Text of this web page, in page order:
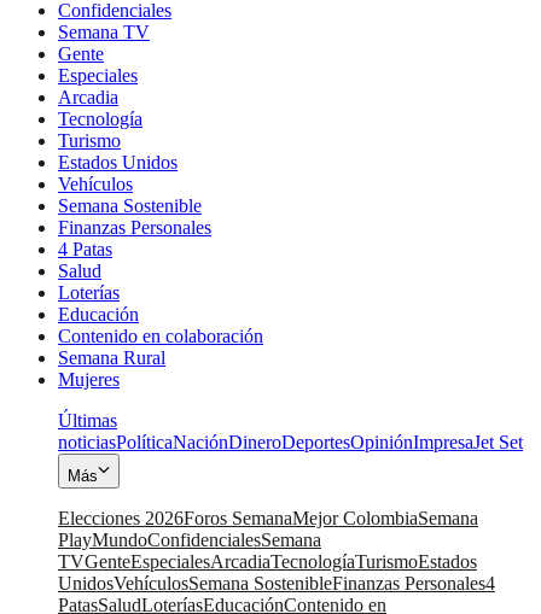
Confidenciales
Semana TV
Gente
Especiales
Arcadia
Tecnología
Turismo
Estados Unidos
Vehículos
Semana Sostenible
Finanzas Personales
4 Patas
Salud
Loterías
Educación
Contenido en colaboración
Semana Rural
Mujeres
Últimas
noticiasPolíticaNaciónDineroDeportesOpiniónImpresaJet Set
Más
Elecciones 2026Foros SemanaMejor ColombiaSemana
PlayMundoConfidencialesSemana
TVGenteEspecialesArcadiaTecnologíaTurismoEstados
UnidosVehículosSemana SostenibleFinanzas Personales4
PatasSaludLoteríasEducaciónContenido en